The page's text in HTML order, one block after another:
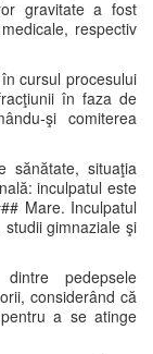
gravitate a fost
respectiv
cursul procesului
în faza de
şi comiterea
sănătate, situaţia
inculpatul este
Mare. Inculpatul
gimnaziale şi
pedepsele
considerând că
a se atinge